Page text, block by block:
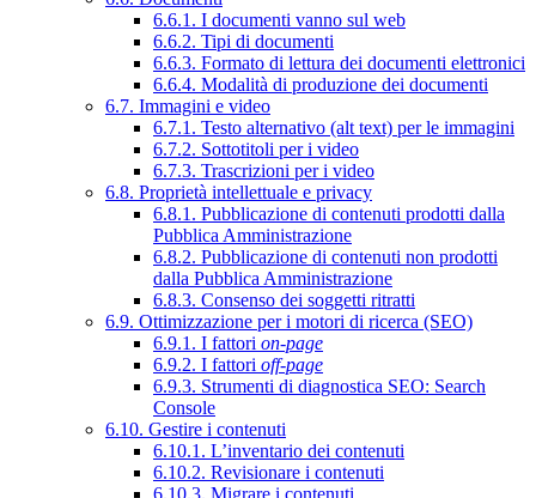
6.6.1. I documenti vanno sul web
6.6.2. Tipi di documenti
6.6.3. Formato di lettura dei documenti elettronici
6.6.4. Modalità di produzione dei documenti
6.7. Immagini e video
6.7.1. Testo alternativo (alt text) per le immagini
6.7.2. Sottotitoli per i video
6.7.3. Trascrizioni per i video
6.8. Proprietà intellettuale e privacy
6.8.1. Pubblicazione di contenuti prodotti dalla
Pubblica Amministrazione
6.8.2. Pubblicazione di contenuti non prodotti
dalla Pubblica Amministrazione
6.8.3. Consenso dei soggetti ritratti
6.9. Ottimizzazione per i motori di ricerca (SEO)
6.9.1. I fattori on-page
6.9.2. I fattori off-page
6.9.3. Strumenti di diagnostica SEO: Search
Console
6.10. Gestire i contenuti
6.10.1. L’inventario dei contenuti
6.10.2. Revisionare i contenuti
6.10.3. Migrare i contenuti